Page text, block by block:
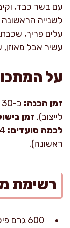
עם בשר כבד,
לשנייה
עלים פריך,
עשיר אבל
על
זמן הכנה:
לייצוב). זמן
לכמה סועדים:
ראשונה).
רשימת
600